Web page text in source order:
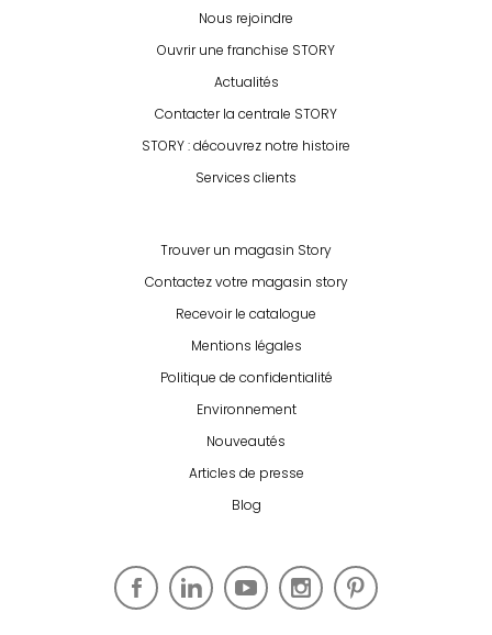
Nous rejoindre
Ouvrir une franchise STORY
Actualités
Contacter la centrale STORY
STORY : découvrez notre histoire
Services clients
Trouver un magasin Story
Contactez votre magasin story
Recevoir le catalogue
Mentions légales
Politique de confidentialité
Environnement
Nouveautés
Articles de presse
Blog